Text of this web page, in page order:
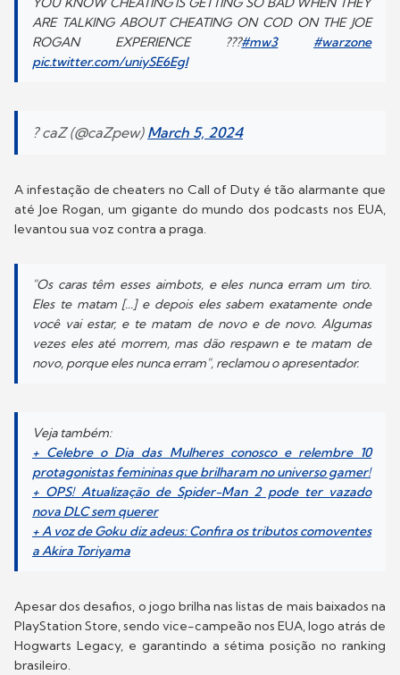
ARE TALKING ABOUT CHEATING ON COD ON THE JOE
ROGAN EXPERIENCE ???#mw3
#warzone
pic.twitter.com/uniySE6Egl
? caZ (@caZpew) March 5, 2024
A infestação de cheaters no Call of Duty é tão alarmante que
até Joe Rogan, um gigante do mundo dos podcasts nos EUA,
levantou sua voz contra a praga.
"Os caras têm esses aimbots, e eles nunca erram um tiro.
Eles te matam [...] e depois eles sabem exatamente onde
você vai estar, e te matam de novo e de novo. Algumas
vezes eles até morrem, mas dão respawn e te matam de
novo, porque eles nunca erram", reclamou o apresentador.
Veja também:
+ Celebre o Dia das Mulheres conosco e relembre 10
protagonistas femininas que brilharam no universo gamer!
+ OPS! Atualização de Spider-Man 2 pode ter vazado
nova DLC sem querer
+ A voz de Goku diz adeus: Confira os tributos comoventes
a Akira Toriyama
Apesar dos desafios, o jogo brilha nas listas de mais baixados na
PlayStation Store, sendo vice-campeão nos EUA, logo atrás de
Hogwarts Legacy, e garantindo a sétima posição no ranking
brasileiro.